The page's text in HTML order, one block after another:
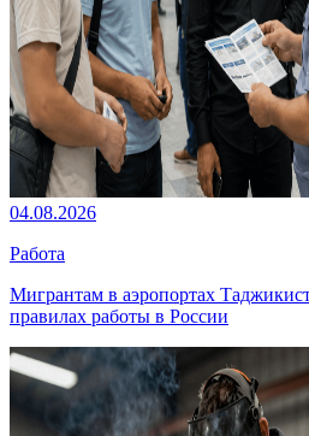
04.08.2026
Работа
Мигрантам в аэропортах
правилах работы в России